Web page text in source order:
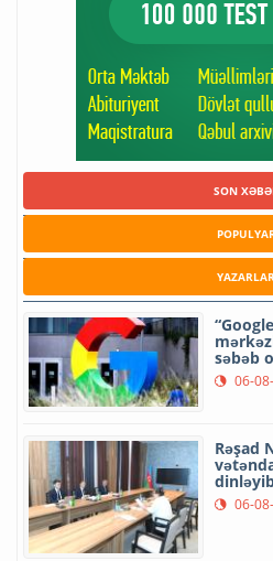
SON
YAZARLAR
səbəb
06-
Rəşad
06-